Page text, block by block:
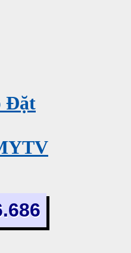
Đặt